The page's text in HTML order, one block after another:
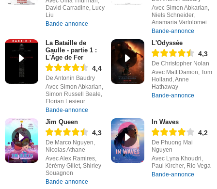
David Carradine, Lucy
Liu
Bande-annonce
Avec Simon Abkarian,
Niels Schneider,
Anamaria Vartolomei
Bande-annonce
La Bataille de
Gaulle - partie 1 :
L'Âge de Fer
4,4
De Antonin Baudry
Avec Simon Abkarian,
Simon Russell Beale,
Florian Lesieur
Bande-annonce
L'Odyssée
4,3
De Christopher Nolan
Avec Matt Damon, Tom
Holland, Anne
Hathaway
Bande-annonce
Jim Queen
4,3
De Marco Nguyen,
Nicolas Athane
Avec Alex Ramires,
Jérémy Gillet, Shirley
Souagnon
Bande-annonce
In Waves
4,2
De Phuong Mai
Nguyen
Avec Lyna Khoudri,
Paul Kircher, Rio Vega
Bande-annonce